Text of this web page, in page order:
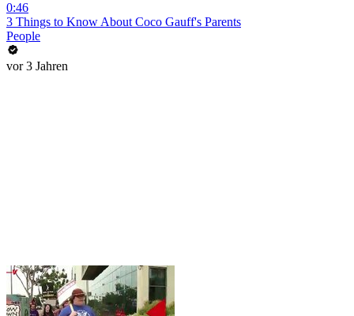
0:46
3 Things to Know About Coco Gauff's Parents
People
vor 3 Jahren